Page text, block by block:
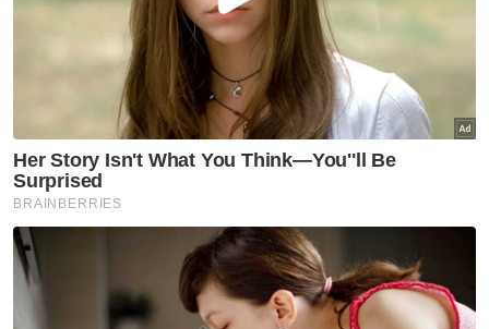
semuanya kanak-kanak, malah kesan
jenayah yang dilakukan akan berlarutan
sepanjang hayat mereka.
“Justeru, hukuman yang dijatuhkan perlu
menggambarkan keseriusan kesalahan
tersebut," katanya.
Mengikut fakta kes, perbuatan terkutuk itu
terbongkar selepas beberapa penghuni
pusat jagaan kanak-kanak itu mendedahkan
kejadian yang menimpa mereka, kepada